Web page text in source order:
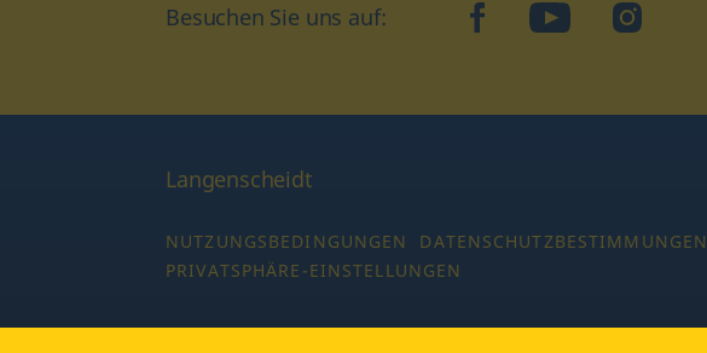
Besuchen Sie uns auf: facebookYouTubeInstagram
Langenscheidt
NUTZUNGSBEDINGUNGEN DATENSCHUTZBESTIMMUNGEN
PRIVATSPHÄRE-EINSTELLUNGEN